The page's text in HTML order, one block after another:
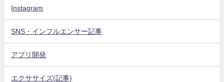
Instagram
SNS・インフルエンサー記事
アプリ開発
エクササイズ(記事)